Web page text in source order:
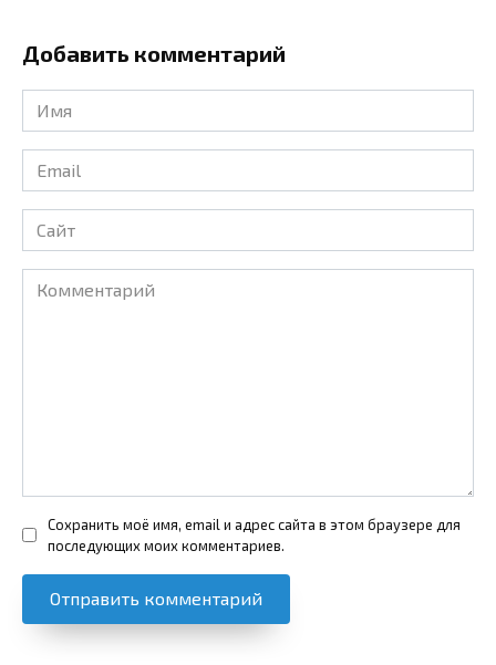
Добавить комментарий
Имя
*
Email
*
Сайт
Комментарий
Сохранить моё имя, email и адрес сайта в этом браузере для
последующих моих комментариев.